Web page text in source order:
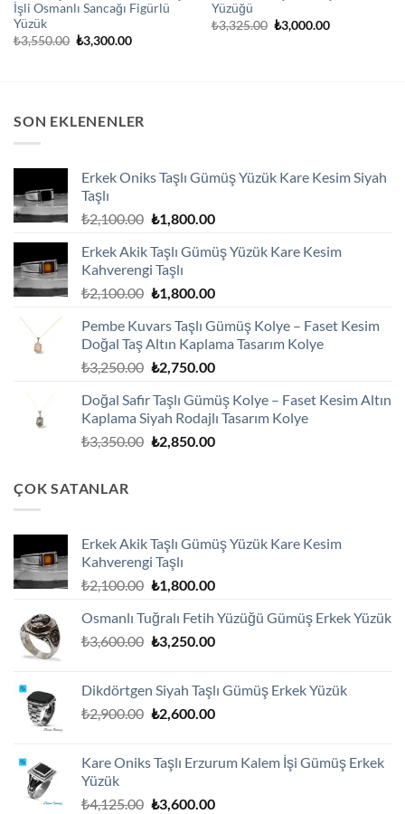
İşli Osmanlı Sancağı Figürlü
Yüzük
₺3,550.00 Orijinal
fiyat:
₺3,300.00Şu
Yüzüğü
₺3,325.00 Orijinal
fiyat:
₺3,000.00Şu
SON EKLENENLER
Erkek Oniks Taşlı Gümüş Yüzük Kare Kesim Siyah
Taşlı
₺2,100.00 Orijinal
₺2,100.00.
₺1,800.00Şu
fiyat:
Erkek Akik Taşlı Gümüş Yüzük Kare Kesim
Kahverengi Taşlı
₺2,100.00 Orijinal
₺2,100.00.
₺1,800.00Şu
fiyat:
₺1,800.00.
Pembe Kuvars Taşlı Gümüş Kolye – Faset Kesim
Doğal Taş Altın Kaplama Tasarım Kolye
₺3,250.00 Orijinal
₺3,250.00.
₺2,750.00Şu
fiyat:
₺2,750.00.
Doğal Safir Taşlı Gümüş Kolye – Faset Kesim Altın
Kaplama Siyah Rodajlı Tasarım Kolye
₺3,350.00 Orijinal
₺2,850.00Şu
ÇOK SATANLAR
Erkek Akik Taşlı Gümüş Yüzük Kare Kesim
Kahverengi Taşlı
₺2,100.00 Orijinal
₺2,100.00.
₺1,800.00Şu
fiyat:
₺1,800.00.
Osmanlı Tuğralı Fetih Yüzüğü Gümüş Erkek Yüzük
₺3,600.00 Orijinal
₺3,250.00Şu
₺3,250.00.
Dikdörtgen Siyah Taşlı Gümüş Erkek Yüzük
₺2,900.00 Orijinal
₺2,600.00Şu
₺2,600.00.
Kare Oniks Taşlı Erzurum Kalem İşi Gümüş Erkek
Yüzük
₺4,125.00 Orijinal
₺3,600.00Şu